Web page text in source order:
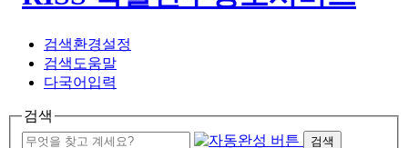
검색환경설정
검색도움말
다국어입력
검색
검색